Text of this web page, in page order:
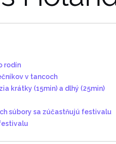
rodín
v tancoch
krátky (15min) a dlhý (25min)
súbory sa zúčastňujú festivalu